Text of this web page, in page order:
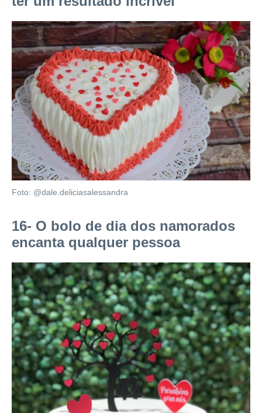
Foto: @dale.deliciasalessandra
16- O bolo de dia dos namorados
encanta qualquer pessoa